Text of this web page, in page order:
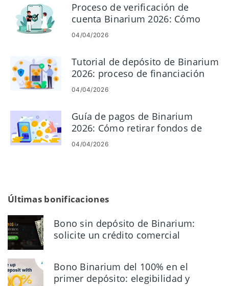
Proceso de verificación de
cuenta Binarium 2026: Cómo
completar KYC fácilmente
04/04/2026
Tutorial de depósito de Binarium
2026: proceso de financiación
rápido y sencillo
04/04/2026
Guía de pagos de Binarium
2026: Cómo retirar fondos de
forma segura
04/04/2026
Últimas bonificaciones
Bono sin depósito de Binarium:
solicite un crédito comercial
Bono Binarium del 100% en el
primer depósito: elegibilidad y